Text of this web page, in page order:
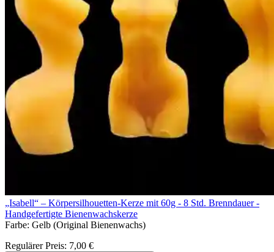
„Isabell“ – Körpersilhouetten-Kerze mit 60g - 8 Std. Brenndauer -
Handgefertigte Bienenwachskerze
Farbe: Gelb (Original Bienenwachs)
Regulärer Preis: 7,00 €